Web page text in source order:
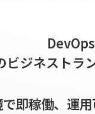
ビジネストラ
即稼働、 運